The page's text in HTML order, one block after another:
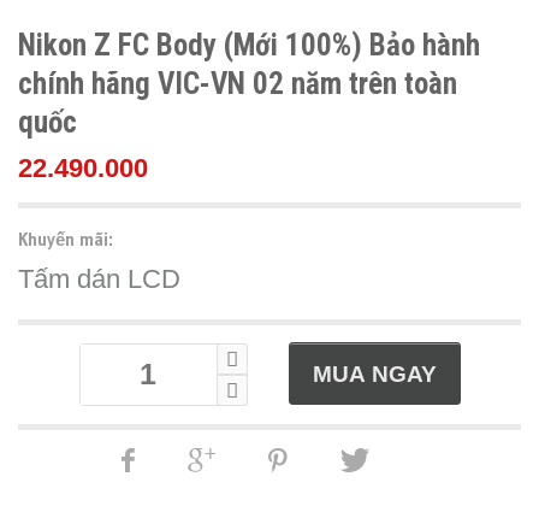
Nikon Z FC Body (Mới 100%) Bảo hành
chính hãng VIC-VN 02 năm trên toàn
quốc
22.490.000
Khuyến mãi:
Tấm dán LCD